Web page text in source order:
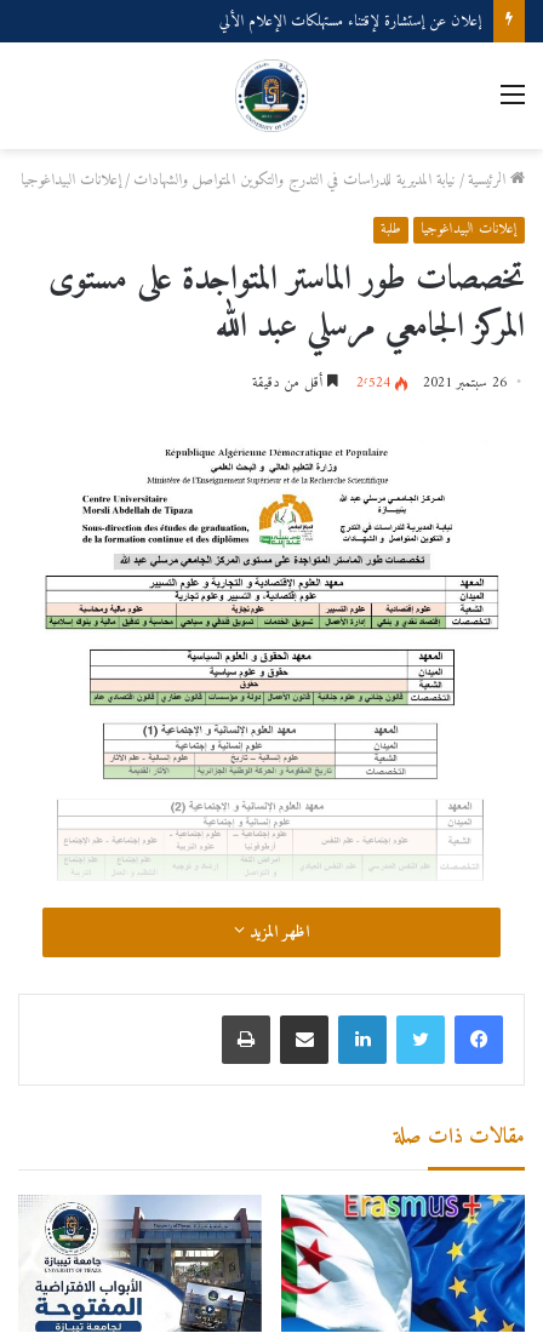
إعلان عن إستشارة لإقتناء مستهلكات الإعلام الألي
القائمة
الرئيسية/نيابة المديرية للدراسات في التدرج والتكوين المتواصل والشهادات/إعلانات البيداغوجيا
إعلانات البيداغوجيا طلبة
تخصصات طور الماستر المتواجدة على مستوى
المركز الجامعي مرسلي عبد الله
26 سبتمبر 2021 2٬524 أقل من دقيقة
اظهر المزيد
لينكدإن مشاركة عبر البريد طباعة
مقالات ذات صلة